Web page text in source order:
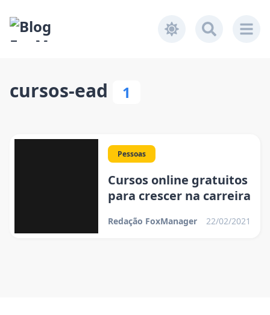
cursos-ead 1
Pessoas
Cursos online gratuitos
para crescer na carreira
Redação FoxManager 22/02/2021